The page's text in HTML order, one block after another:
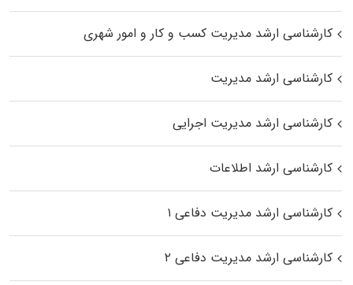
کارشناسی ارشد مدیریت کسب و کار و امور شهری
کارشناسی ارشد مدیریت
کارشناسی ارشد مدیریت اجرایی
کارشناسی ارشد اطلاعات
کارشناسی ارشد مدیریت دفاعی ۱
کارشناسی ارشد مدیریت دفاعی ۲